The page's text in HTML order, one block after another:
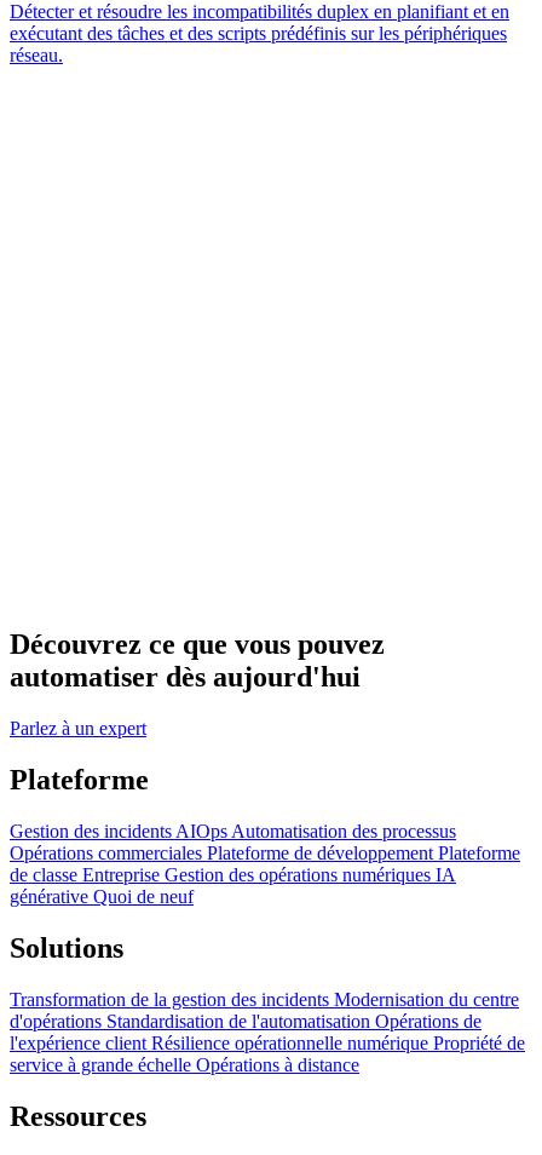
Détecter et résoudre les incompatibilités duplex en planifiant et en
exécutant des tâches et des scripts prédéfinis sur les périphériques
réseau.
Découvrez ce que vous pouvez
automatiser dès aujourd'hui
Parlez à un expert
Plateforme
Gestion des incidents AIOps Automatisation des processus
Opérations commerciales Plateforme de développement Plateforme
de classe Entreprise Gestion des opérations numériques IA
générative Quoi de neuf
Solutions
Transformation de la gestion des incidents Modernisation du centre
d'opérations Standardisation de l'automatisation Opérations de
l'expérience client Résilience opérationnelle numérique Propriété de
service à grande échelle Opérations à distance
Ressources